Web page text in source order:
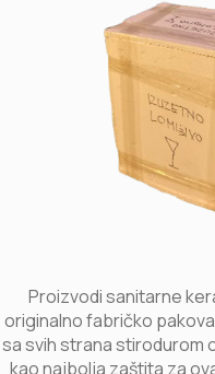
Proizvodi sanitarne
originalno fabričko
sa svih strana stirodurom
kao najbolja zaštita za